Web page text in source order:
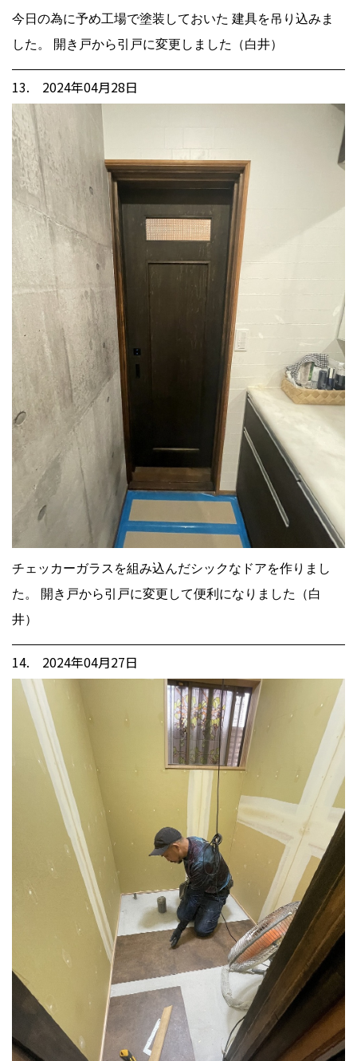
今日の為に予め工場で塗装しておいた 建具を吊り込みま
した。 開き戸から引戸に変更しました（白井）
13. 2024年04月28日
チェッカーガラスを組み込んだシックなドアを作りまし
た。 開き戸から引戸に変更して便利になりました（白
井）
14. 2024年04月27日